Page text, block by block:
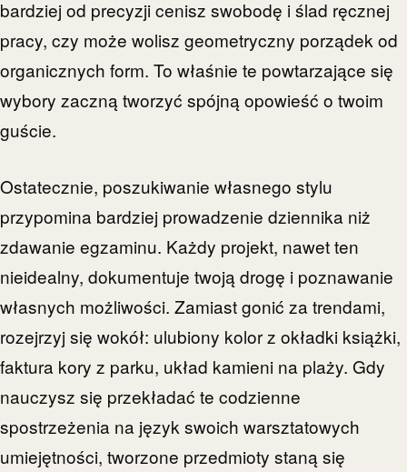
bardziej od precyzji cenisz swobodę i ślad ręcznej
pracy, czy może wolisz geometryczny porządek od
organicznych form. To właśnie te powtarzające się
wybory zaczną tworzyć spójną opowieść o twoim
guście.
Ostatecznie, poszukiwanie własnego stylu
przypomina bardziej prowadzenie dziennika niż
zdawanie egzaminu. Każdy projekt, nawet ten
nieidealny, dokumentuje twoją drogę i poznawanie
własnych możliwości. Zamiast gonić za trendami,
rozejrzyj się wokół: ulubiony kolor z okładki książki,
faktura kory z parku, układ kamieni na plaży. Gdy
nauczysz się przekładać te codzienne
spostrzeżenia na język swoich warsztatowych
umiejętności, tworzone przedmioty staną się